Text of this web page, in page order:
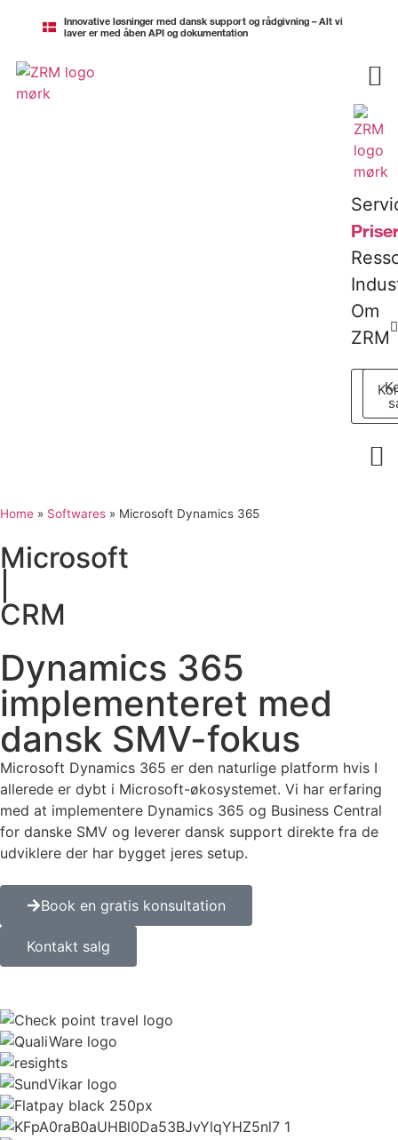
Innovative løsninger med dansk support og rådgivning – Alt vi
laver er med åben API og dokumentation
Priser
Om
ZRM
Home » Softwares » Microsoft Dynamics 365
Microsoft
CRM
Dynamics 365
implementeret med
dansk SMV-fokus
Microsoft Dynamics 365 er den naturlige platform hvis I
allerede er dybt i Microsoft-økosystemet. Vi har erfaring
med at implementere Dynamics 365 og Business Central
for danske SMV og leverer dansk support direkte fra de
udviklere der har bygget jeres setup.
Book en gratis konsultation
Kontakt salg